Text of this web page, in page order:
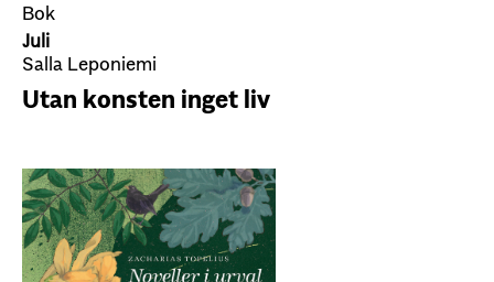
Bok
Juli
Salla Leponiemi
Utan konsten inget liv